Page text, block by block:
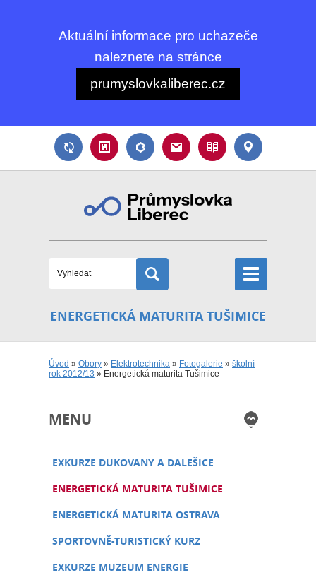
Aktuální informace pro uchazeče
naleznete na stránce
prumyslovkaliberec.cz
ENERGETICKÁ MATURITA TUŠIMICE
Úvod » Obory » Elektrotechnika » Fotogalerie » školní
rok 2012/13 » Energetická maturita Tušimice
MENU
EXKURZE DUKOVANY A DALEŠICE
ENERGETICKÁ MATURITA TUŠIMICE
ENERGETICKÁ MATURITA OSTRAVA
SPORTOVNĚ-TURISTICKÝ KURZ
EXKURZE MUZEUM ENERGIE